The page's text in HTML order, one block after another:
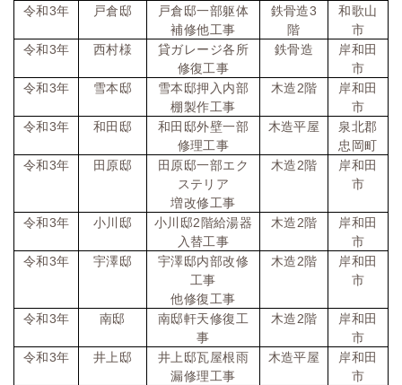
令和3年 戸倉邸
戸倉邸一部躯体
補修他工事
鉄骨造3
階
和歌山
市
令和3年 西村様
貸ガレージ各所
修復工事
鉄骨造
岸和田
市
令和3年 雪本邸
雪本邸押入内部
棚製作工事
木造2階
岸和田
市
令和3年 和田邸
和田邸外壁一部
修理工事
木造平屋
泉北郡
忠岡町
令和3年 田原邸
田原邸一部エク
ステリア
増改修工事
木造2階
岸和田
市
令和3年 小川邸 小川邸2階給湯器
入替工事
木造2階
岸和田
市
令和3年 宇澤邸
宇澤邸内部改修
工事
他修復工事
木造2階
岸和田
市
令和3年 南邸
南邸軒天修復工
事
木造2階
岸和田
市
令和3年 井上邸
井上邸瓦屋根雨
漏修理工事
木造平屋
岸和田
市